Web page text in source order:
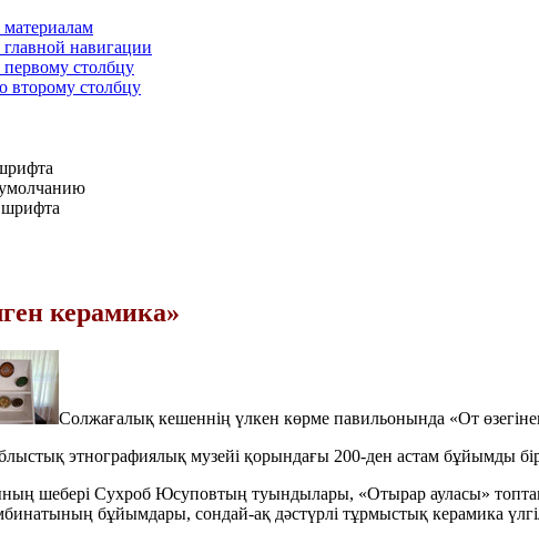
навигации
столбцу
второму столбцу
керамика»
Солжағалық кешеннің үлкен көрме павильонында «От
этнографиялық музейі қорындағы 200-ден астам бұйымды
шебері Сухроб Юсуповтың туындылары, «Отырар ауласы»
бұйымдары, сондай-ақ дәстүрлі тұрмыстық керамика